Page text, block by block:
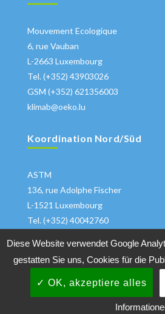
Mouvement Ecologique
6, rue Vauban
L-2663 Luxembourg
Tel. (+352) 43903026
GSM (+352) 621356003
klimab@oeko.lu
Koordination Nord/Süd
ASTM
136, rue Adolphe Fischer
L-1521 Luxembourg
Tel. (+352) 40042760
Copyrights 2018 All Rights
Diese Website verwendet Google
gestatten Sie uns, Cookies für die
✓ OK, akzeptiere alles